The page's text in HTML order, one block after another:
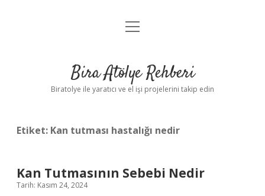
Anasayfa
Yasal Uyarı
menüyü
Bira Atölye Rehberi
Biratolye ile yaratıcı ve el işi projelerini takip edin
Etiket: Kan tutması hastalığı nedir
Kan Tutmasının Sebebi Nedir
Tarih: Kasım 24, 2024